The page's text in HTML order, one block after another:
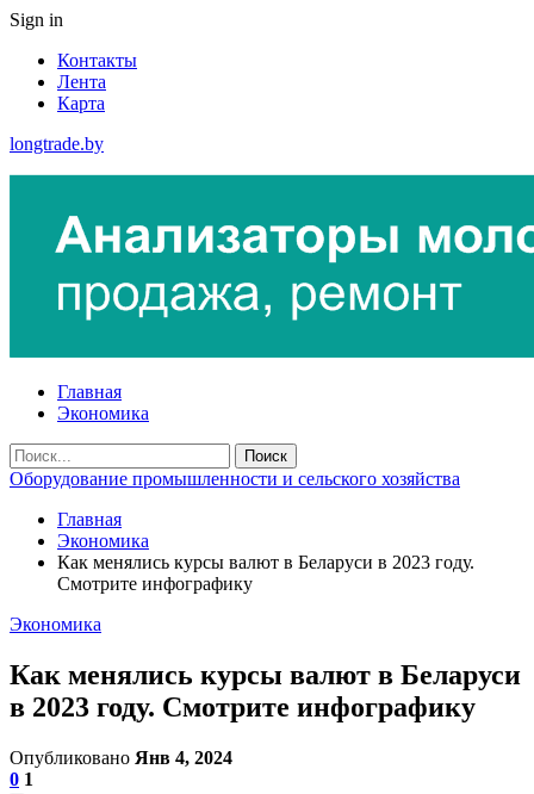
Sign in
Контакты
Лента
Карта
longtrade.by
Главная
Экономика
Оборудование промышленности и сельского хозяйства
Главная
Экономика
Как менялись курсы валют в Беларуси в 2023 году.
Смотрите инфографику
Экономика
Как менялись курсы валют в Беларуси
в 2023 году. Смотрите инфографику
Опубликовано Янв 4, 2024
0 1